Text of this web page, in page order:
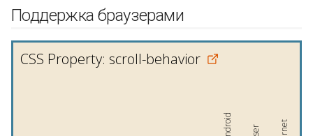
Поддержка браузерами